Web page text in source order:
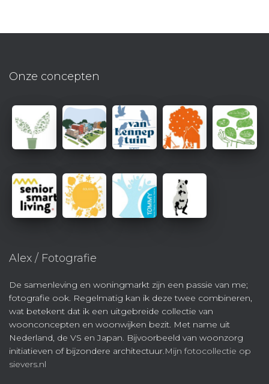
Onze concepten
Alex / Fotografie
De samenleving en woningmarkt zijn een passie van me;
fotografie ook. Regelmatig kan ik deze twee combineren,
wat betekent dat ik een uitgebreide collectie van
woonconcepten en woonwijken bezit. Met name uit
Nederland, de VS en Japan. Bijvoorbeeld van woonzorg
initiatieven of bijzondere architectuur.Mijn fotocollectie op
sievers.nl